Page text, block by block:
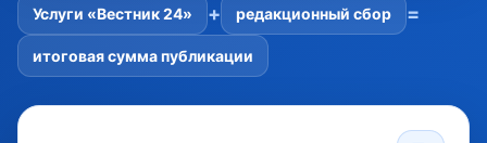
Услуги «Вестник 24» + редакционный сбор =
итоговая сумма публикации